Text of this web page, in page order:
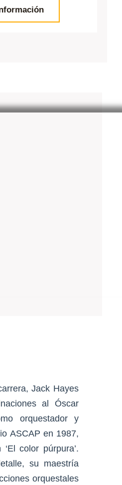
Jack Hayes
al Óscar
orquestador y
ASCAP en 1987,
color púrpura’.
su maestría
orquestales